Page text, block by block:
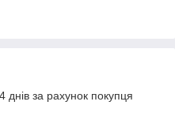
за рахунок покупця